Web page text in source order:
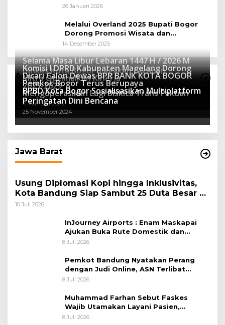
26 Januari 2026
Melalui Overland 2025 Bupati Bogor
Dorong Promosi Wisata dan
Pelestarian Alam
14 Desember 2025
Advertorial
Selama Masa Libur Lebaran 1447 H / 2026 M
Dinkes Kota Bogor Siagakan Layanan
Kesehatan
16 Maret 2026
Komisi I DPRD Kabupaten Magelang Dorong
Mitra Optimalkan Kinerja
27 Mei 2025
Dicari Calon Dewas BPR BANK KOTA BOGOR
2025-2029
15 April 2025
Pemkot Bogor Terus Berupaya
Mengoperasikan Lagi Biskita Trans Pakuan
4 Februari 2025
BPBD Kota Bogor Sosialisasikan Multiplatform
Peringatan Dini Bencana
25 November 2024
Jawa Barat
Usung Diplomasi Kopi hingga Inklusivitas,
Kota Bandung Siap Sambut 25 Duta Besar di
Festival Asia Afrika 2026
10 Juli 2026
InJourney Airports : Enam Maskapai
Ajukan Buka Rute Domestik dan
Internasional dari Bandara Husein
8 Juli 2026
Pemkot Bandung Nyatakan Perang
dengan Judi Online, ASN Terlibat
Terancam Dipecat Tidak Hormat
8 Juli 2026
Muhammad Farhan Sebut Faskes
Wajib Utamakan Layani Pasien,
Penolakan akan Berujung Sanksi Tegas
8 Juli 2026